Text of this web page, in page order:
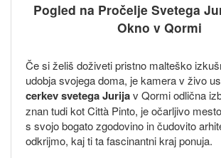
Pogled na Pročelje Svetega
Okno v Qormi
Če si želiš doživeti pristno malteško
udobja svojega doma, je kamera v živo
cerkev svetega Jurijav Qormi odlična
znan tudi kot Città Pinto, je očarljivo
s svojo bogato zgodovino in čudovito
odkrijmo, kaj ti ta fascinantni kraj ponuja.